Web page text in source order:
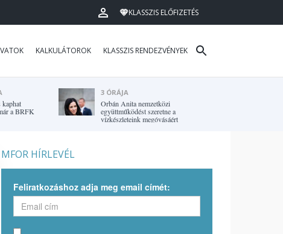
KLASSZIS ELŐFIZETÉS
KALKULÁTOROK KLASSZIS RENDEZVÉNYEK
a BRFK
3 ÓRÁJA
Orbán Anita nemzetközi
együttműködést szeretne a
vízkészleteink megóvásáért
MFOR HÍRLEVÉL
Feliratkozáshoz adja meg email címét: